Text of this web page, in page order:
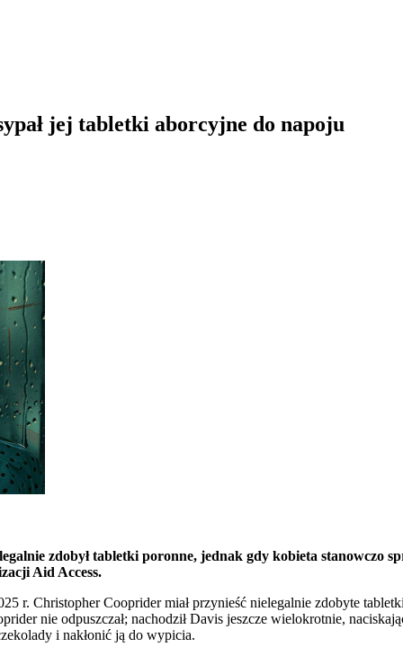
jej tabletki aborcyjne do napoju
zdobył tabletki poronne, jednak gdy kobieta stanowczo
Aid Access.
r. Christopher Cooprider miał przynieść nielegalnie zdobyte
nie odpuszczał; nachodził Davis jeszcze wielokrotnie,
i nakłonić ją do wypicia.